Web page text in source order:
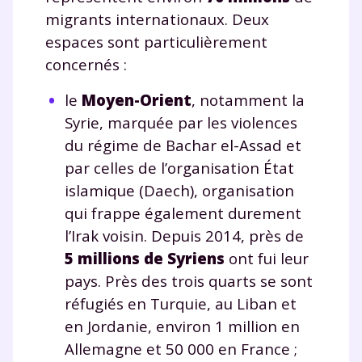
migrants internationaux. Deux
espaces sont particulièrement
concernés :
le Moyen-Orient, notamment la
Syrie, marquée par les violences
du régime de Bachar el-Assad et
par celles de l’organisation État
islamique (Daech), organisation
qui frappe également durement
l’Irak voisin. Depuis 2014, près de
5 millions de Syriens ont fui leur
pays. Près des trois quarts se sont
réfugiés en Turquie, au Liban et
en Jordanie, environ 1 million en
Allemagne et 50 000 en France ;
pendant 24h notre
plateforme de soutien
scolaire !
Fiches de cours et vidéos,exercices
corrigés,podcasts de révisions
Unespace dédié aux parents pour
suivre les progrès
Tout le programme scolaire du CP à
la Terminale
Des profs expérimentés disponibles
à la demande par tchat, audio ou
vidéo